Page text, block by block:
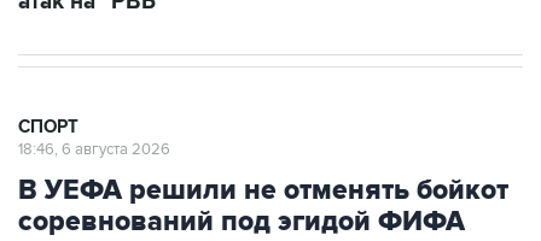
СПОРТ
18:46, 6 августа 2026
В УЕФА решили не отменять бойкот
соревнований под эгидой ФИФА